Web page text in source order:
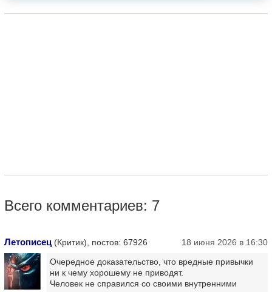
Всего комментариев: 7
Летописец (Критик), постов: 67926
18 июня 2026 в 16:30
Очередное доказательство, что вредные привычки
ни к чему хорошему не приводят.
Человек не справился со своими внутренними